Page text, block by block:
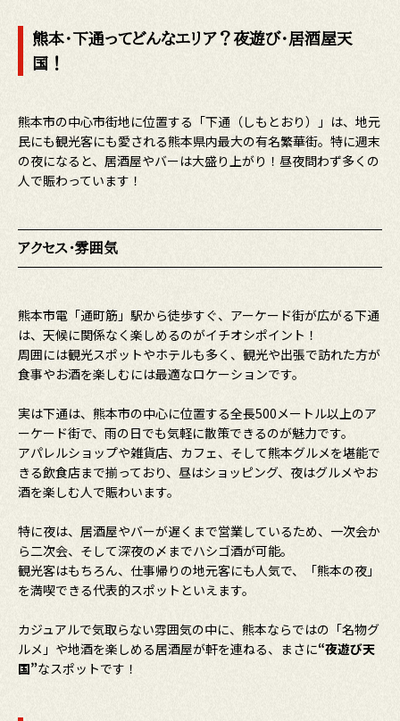
熊本・下通ってどんなエリア？夜遊び・居酒屋天
国！
熊本市の中心市街地に位置する「下通（しもとおり）」は、地元
民にも観光客にも愛される熊本県内最大の有名繁華街。特に週末
の夜になると、居酒屋やバーは大盛り上がり！昼夜問わず多くの
人で賑わっています！
アクセス・雰囲気
熊本市電「通町筋」駅から徒歩すぐ、アーケード街が広がる下通
は、天候に関係なく楽しめるのがイチオシポイント！
周囲には観光スポットやホテルも多く、観光や出張で訪れた方が
食事やお酒を楽しむには最適なロケーションです。
実は下通は、熊本市の中心に位置する全長500メートル以上のア
ーケード街で、雨の日でも気軽に散策できるのが魅力です。
アパレルショップや雑貨店、カフェ、そして熊本グルメを堪能で
きる飲食店まで揃っており、昼はショッピング、夜はグルメやお
酒を楽しむ人で賑わいます。
特に夜は、居酒屋やバーが遅くまで営業しているため、一次会か
ら二次会、そして深夜の〆までハシゴ酒が可能。
観光客はもちろん、仕事帰りの地元客にも人気で、「熊本の夜」
を満喫できる代表的スポットといえます。
カジュアルで気取らない雰囲気の中に、熊本ならではの「名物グ
ルメ」や地酒を楽しめる居酒屋が軒を連ねる、まさに“夜遊び天
国”なスポットです！